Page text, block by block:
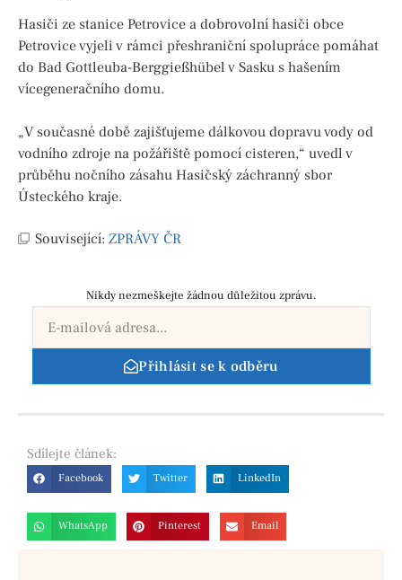
Hasiči ze stanice Petrovice a dobrovolní hasiči obce
Petrovice vyjeli v rámci přeshraniční spolupráce pomáhat
do Bad Gottleuba-Berggießhübel v Sasku s hašením
vícegeneračního domu.
„V současné době zajišťujeme dálkovou dopravu vody od
vodního zdroje na požářiště pomocí cisteren,“ uvedl v
průběhu nočního zásahu Hasičský záchranný sbor
Ústeckého kraje.
Související: ZPRÁVY ČR
Nikdy nezmeškejte žádnou důležitou zprávu.
Přihlásit se k odběru
Sdílejte článek:
Facebook Twitter LinkedIn
WhatsApp Pinterest Email